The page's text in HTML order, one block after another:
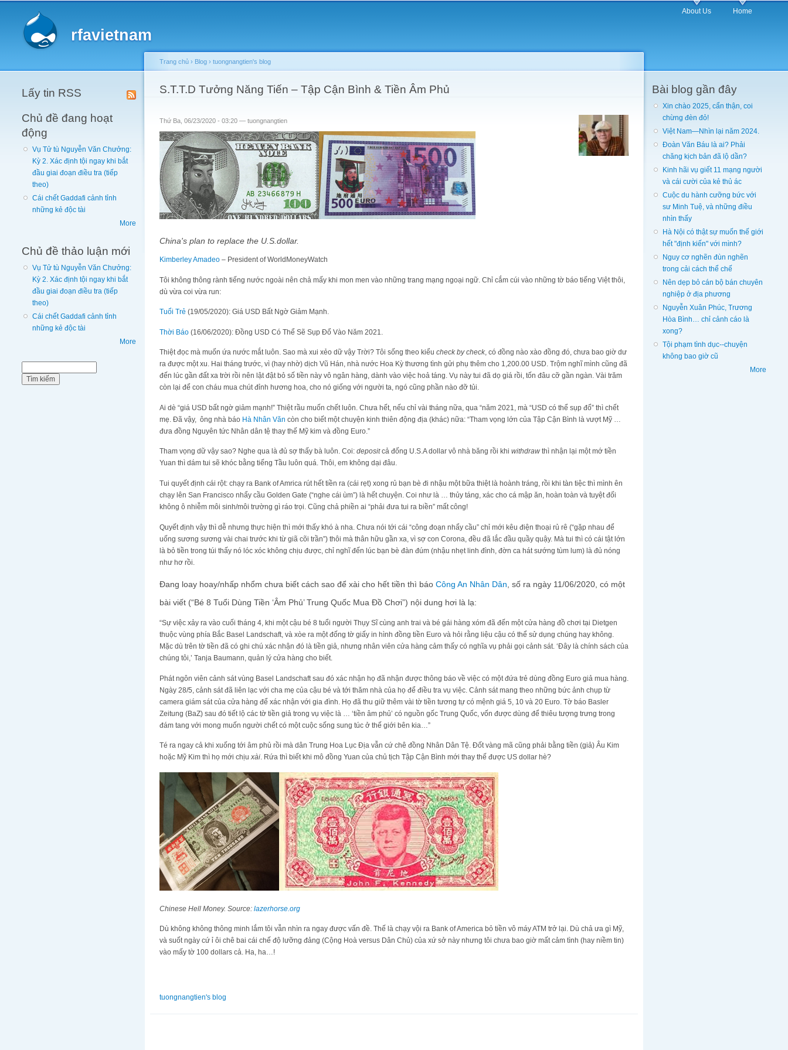
rfavietnam
About Us Home
Lấy tin RSS
Chủ đề đang hoạt
động
Vụ Tử tù Nguyễn Văn Chưởng:
Kỳ 2. Xác định tội ngay khi bắt
đầu giai đoạn điều tra (tiếp
theo)
Cái chết Gaddafi cảnh tỉnh
những kẻ độc tài
More
Chủ đề thảo luận mới
Vụ Tử tù Nguyễn Văn Chưởng:
Kỳ 2. Xác định tội ngay khi bắt
đầu giai đoạn điều tra (tiếp
theo)
Cái chết Gaddafi cảnh tỉnh
những kẻ độc tài
More
You are here
Trang chủ › Blog › tuongnangtien's blog
S.T.T.D Tưởng Năng Tiến – Tập Cận Bình & Tiền Âm Phủ
Thứ Ba, 06/23/2020 - 03:20 — tuongnangtien
China's plan to replace the U.S.dollar.
Kimberley Amadeo – President of WorldMoneyWatch
Tôi không thông rành tiếng nước ngoài nên chả mấy khi mon men vào những trang mạng ngoại ngữ. Chỉ cắm cúi vào những tờ báo tiếng Việt thôi,
dù vừa coi vừa run:
Tuổi Trẻ (19/05/2020): Giá USD Bất Ngờ Giảm Mạnh.
Thời Báo (16/06/2020): Đồng USD Có Thể Sẽ Sụp Đổ Vào Năm 2021.
Thiệt đọc mà muốn ứa nước mắt luôn. Sao mà xui xẻo dữ vậy Trời? Tôi sống theo kiểu check by check, có đồng nào xào đồng đó, chưa bao giờ dư
ra được một xu. Hai tháng trước, vì (hay nhờ) dịch Vũ Hán, nhà nước Hoa Kỳ thương tình gửi phụ thêm cho 1,200.00 USD. Trộm nghĩ mình cũng đã
đến lúc gần đất xa trời rồi nên lật đật bỏ số tiền này vô ngân hàng, dành vào việc hoả táng. Vụ này tui đã dọ giá rồi, tốn đâu cỡ gần ngàn. Vài trăm
còn lại để con cháu mua chút đỉnh hương hoa, cho nó giống với người ta, ngó cũng phần nào đỡ tủi.
Ai dè “giá USD bất ngờ giảm mạnh!” Thiệt rầu muốn chết luôn. Chưa hết, nếu chỉ vài tháng nữa, qua “năm 2021, mà “USD có thể sụp đổ” thì chết
mẹ. Đã vậy, ông nhà báo Hà Nhân Văn còn cho biết một chuyện kinh thiên động địa (khác) nữa: “Tham vọng lớn của Tập Cận Bình là vượt Mỹ …
đưa đồng Nguyên tức Nhân dân tệ thay thế Mỹ kim và đồng Euro.”
Tham vọng dữ vậy sao? Nghe qua là đủ sợ thấy bà luôn. Coi: depositcả đống U.S.A dollar vô nhà băng rồi khi withdraw thì nhận lại một mớ tiền
Yuan thì dám tui sẽ khóc bằng tiếng Tầu luôn quá. Thôi, em không dại đâu.
Tui quyết định cái rột: chạy ra Bank of Amrica rút hết tiền ra (cái rẹt) xong rủ bạn bè đi nhậu một bữa thiệt là hoành tráng, rồi khi tàn tiệc thì mình ên
chạy lên San Francisco nhẩy cầu Golden Gate (“nghe cái ùm”) là hết chuyện. Coi như là … thủy táng, xác cho cá mập ăn, hoàn toàn và tuyệt đối
không ô nhiễm môi sinh/môi trường gì ráo trọi. Cũng chả phiền ai “phải đưa tui ra biền” mất công!
Quyết định vậy thì dễ nhưng thực hiện thì mới thấy khó à nha. Chưa nói tới cái “công đoạn nhẩy cầu” chỉ mới kêu điện thoại rủ rê (“gặp nhau để
uống sương sương vài chai trước khi từ giã cõi trần”) thôi mà thân hữu gần xa, vì sợ con Corona, đều đã lắc đầu quầy quậy. Mà tui thì có cái tật lớn
là bỏ tiền trong túi thấy nó lóc xóc không chịu được, chỉ nghĩ đến lúc bạn bè đàn đúm (nhậu nhẹt linh đình, đờn ca hát sướng tùm lum) là đủ nóng
như hơ rồi.
Đang loay hoay/nhấp nhổm chưa biết cách sao để xài cho hết tiền thì báo Công An Nhân Dân , số ra ngày 11/06/2020, có một
bài viết (“Bé 8 Tuổi Dùng Tiền ‘Âm Phủ’ Trung Quốc Mua Đồ Chơi”) nội dung hơi là lạ:
“Sự việc xảy ra vào cuối tháng 4, khi một cậu bé 8 tuổi người Thụy Sĩ cùng anh trai và bé gái hàng xóm đã đến một cửa hàng đồ chơi tại Dietgen
thuộc vùng phía Bắc Basel Landschaft, và xòe ra một đống tờ giấy in hình đồng tiền Euro và hỏi rằng liệu cậu có thể sử dụng chúng hay không.
Mặc dù trên tờ tiền đã có ghi chú xác nhận đó là tiền giả, nhưng nhân viên cửa hàng cảm thấy có nghĩa vụ phải gọi cảnh sát. ‘Đây là chính sách của
chúng tôi,’ Tanja Baumann, quản lý cửa hàng cho biết.
Phát ngôn viên cảnh sát vùng Basel Landschaft sau đó xác nhận họ đã nhận được thông báo về việc có một đứa trẻ dùng đồng Euro giả mua hàng.
Ngày 28/5, cảnh sát đã liên lạc với cha mẹ của cậu bé và tới thăm nhà của họ để điều tra vụ việc. Cảnh sát mang theo những bức ảnh chụp từ
camera giám sát của cửa hàng để xác nhận với gia đình. Họ đã thu giữ thêm vài tờ tiền tương tự có mệnh giá 5, 10 và 20 Euro. Tờ báo Basler
Zeitung (BaZ) sau đó tiết lộ các tờ tiền giả trong vụ việc là … ‘tiền âm phủ’ có nguồn gốc Trung Quốc, vốn được dùng để thiêu tượng trưng trong
đám tang với mong muốn người chết có một cuộc sống sung túc ở thế giới bên kia…”
Té ra ngay cả khi xuống tới âm phủ rồi mà dân Trung Hoa Lục Địa vẫn cứ chê đồng Nhân Dân Tệ. Đốt vàng mã cũng phải bằng tiền (giả) Âu Kim
hoặc Mỹ Kim thì họ mới chịuxài. Rứa thì biết khi mô đồng Yuan của chủ tịch Tập Cận Bình mới thay thế được US dollar hè?
Chinese Hell Money. Source: lazerhorse.org
Dù không không thông minh lắm tôi vẫn nhìn ra ngay được vấn đề. Thế là chạy vội ra Bank of America bỏ tiền vô máy ATM trở lại. Dù chả ưa gì Mỹ,
và suốt ngày cứ ỉ ôi chê bai cái chế độ lưỡng đảng (Cộng Hoà versus Dân Chủ) của xứ sở này nhưng tôi chưa bao giờ mất cảm tình (hay niềm tin)
vào mấy tờ 100 dollars cả. Ha, ha…!
tuongnangtien's blog
Bài blog gần đây
Xin chào 2025, cẩn thận, coi
chừng đèn đỏ!
Việt Nam—Nhìn lại năm 2024.
Đoàn Văn Báu là ai? Phải
chăng kịch bản đã lộ dần?
Kinh hãi vụ giết 11 mạng người
và cái cười của kẻ thủ ác
Cuộc du hành cưỡng bức với
sư Minh Tuệ, và những điều
nhìn thấy
Hà Nội có thật sự muốn thế giới
hết "định kiến" với mình?
Nguy cơ nghẽn đùn nghẽn
trong cải cách thể chế
Nên dẹp bỏ cán bộ bán chuyên
nghiệp ở địa phương
Nguyễn Xuân Phúc, Trương
Hòa Bình… chỉ cảnh cáo là
xong?
Tội phạm tình dục--chuyện
không bao giờ cũ
More